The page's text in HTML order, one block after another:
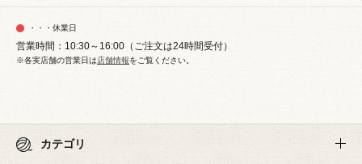
・・・休業日
営業時間：10:30～16:00（ご注文は24時間受付）
※各実店舗の営業日は店舗情報をご覧ください。
カテゴリ